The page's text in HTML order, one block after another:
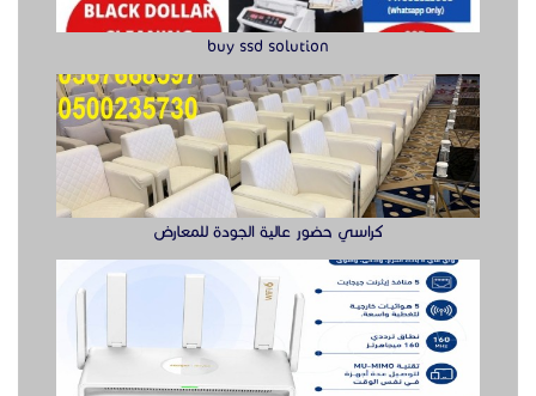
راوتر ريجي
الدول